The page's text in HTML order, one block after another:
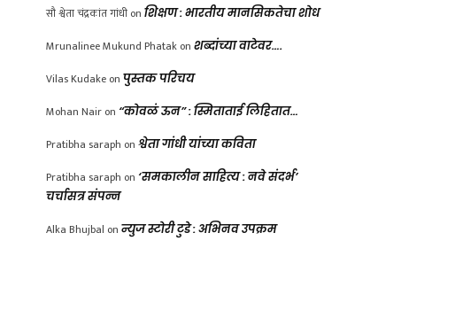
सौ श्वेता चंद्रकांत गांधी on शिक्षण : भारतीय मानसिकतेचा शोध
Mrunalinee Mukund Phatak on शब्दांच्या वाटेवर….
Vilas Kudake on पुस्तक परिचय
Mohan Nair on “कोवळं ऊन” : स्मिताताई लिहितात…
Pratibha saraph on श्वेता गांधी यांच्या कविता
Pratibha saraph on ‘समकालीन साहित्य : नवे संदर्भ’
चर्चासत्र संपन्न
Alka Bhujbal on न्युज स्टोरी टुडे : अभिनव उपक्रम